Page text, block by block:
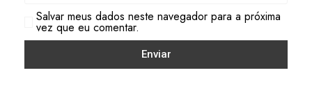
Salvar meus dados neste navegador para a próxima
vez que eu comentar.